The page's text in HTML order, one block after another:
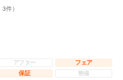
3件）
アフター
フェア
保証
整備